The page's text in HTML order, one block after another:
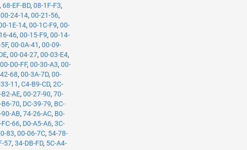
, 68-EF-BD,08-1F-F3,
00-24-14,00-21-56,
1E-14,00-1C-F9,00-
46,00-15-F9,00-14-
,00-0A-41 ,00-09-
,00-04-27,00-03-E4,
00-D0-FF,00-30-A3,00-
68,00-3A-7D,00-
11 ,C4-B9-CD,2C-
B2-AE,00-27-90,70-
B6-70, DC-39-79, BC-
90-AB,74-26-AC, B0-
FC-66, D0-A5-A6,3C-
83,00-06-7C, 54-78-
57,34-DB-FD, 5C-A4-